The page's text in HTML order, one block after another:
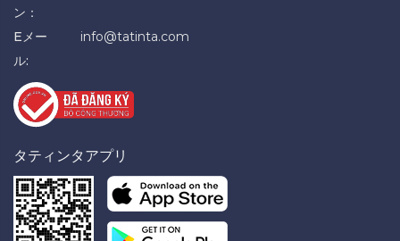
ン：
Eメー
ル:
info@tatinta.com
タティンタアプリ